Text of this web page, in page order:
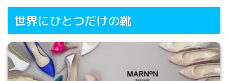
世界にひとつだけの靴